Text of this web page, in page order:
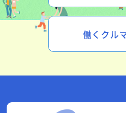
働くクル